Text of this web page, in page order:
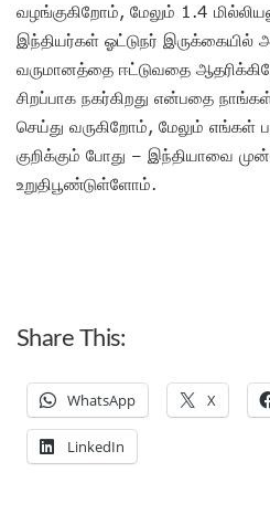
வழங்குகிறோம், மேலும் 1.4
இந்தியர்கள் ஓட்டுநர் இருக்கையில்
வருமானத்தை ஈட்டுவதை
சிறப்பாக நகர்கிறது என்பதை
செய்து வருகிறோம், மேலும்
குறிக்கும் போது – இந்தியாவை
உறுதிபூண்டுள்ளோம்.
Share This:
WhatsApp X
LinkedIn